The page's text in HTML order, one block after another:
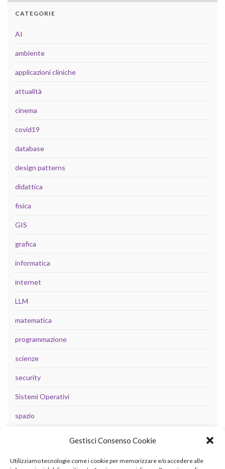
Gestisci Consenso Cookie
Utilizziamo tecnologie come i cookie per memorizzare e/o accedere alle
CATEGORIE
AI
ambiente
applicazioni cliniche
attualità
cinema
covid19
database
design patterns
didattica
fisica
GIS
grafica
informatica
internet
LLM
matematica
programmazione
scienze
security
Sistemi Operativi
spazio